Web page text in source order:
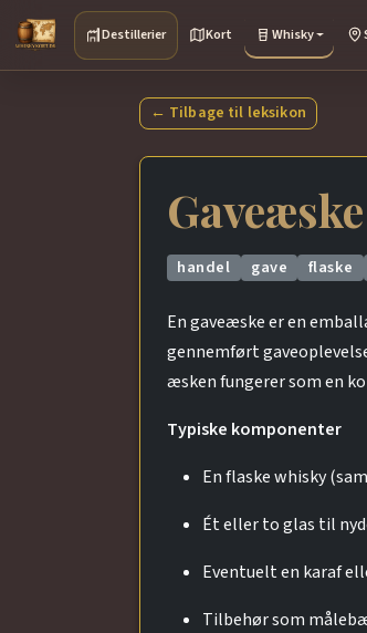
Destillerier Kort Whisky
← Tilbage til leksikon
Gaveæske
handel gave flaske
En gaveæske er en
gennemført
æsken fungerer som en
Typiske komponenter
En flaske whisky
Ét eller to glas til
Eventuelt en karaf
Tilbehør som